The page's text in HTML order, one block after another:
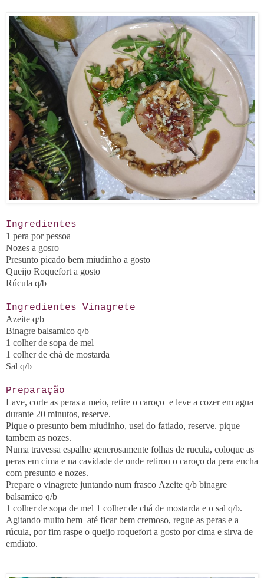
Ingredientes
1 pera por pessoa
Nozes a gosro
Presunto picado bem miudinho a gosto
Queijo Roquefort a gosto
Rúcula q/b
Ingredientes Vinagrete
Azeite q/b
Binagre balsamico q/b
1 colher de sopa de mel
1 colher de chá de mostarda
Sal q/b
Preparação
Lave, corte as peras a meio, retire o caroço e leve a cozer em agua
durante 20 minutos, reserve.
Pique o presunto bem miudinho, usei do fatiado, reserve. pique
tambem as nozes.
Numa travessa espalhe generosamente folhas de rucula, coloque as
peras em cima e na cavidade de onde retirou o caroço da pera encha
com presunto e nozes.
Prepare o vinagrete juntando num frasco Azeite q/b binagre
balsamico q/b
1 colher de sopa de mel 1 colher de chá de mostarda e o sal q/b.
Agitando muito bem até ficar bem cremoso, regue as peras e a
rúcula, por fim raspe o queijo roquefort a gosto por cima e sirva de
emdiato.